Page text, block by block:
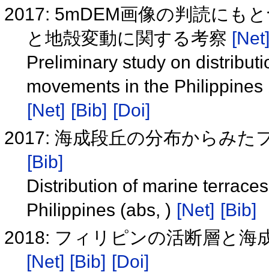
2017: 5mDEM画像の判読にも
と地殻変動に関する考察 [Net]
Preliminary study on
movements in the
[Net] [Bib] [Doi]
2017: 海成段丘の分布からみた
[Bib]
Distribution of marine
Philippines (abs, ) [Net] [Bib]
2018: フィリピンの活断層と海
[Net] [Bib] [Doi]